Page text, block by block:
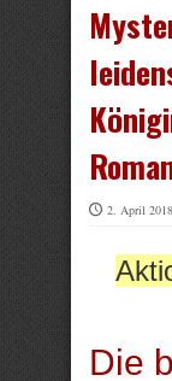
2. April 2018
Die